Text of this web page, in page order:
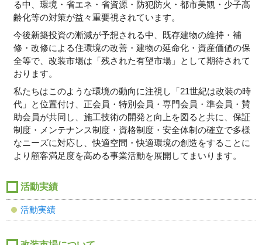
る中、環境・省エネ・省資源・防犯防火・都市美観・少子高
齢化等の対策が益々重要視されています。
今後新築投資の漸減が予想される中、既存建物の維持・補
修・改修による住環境の改善・建物の延命化・資産価値の保
全等で、改装市場は「残された有望市場」として期待されて
おります。
私たちはこのような環境の動向に注視し「21世紀は改装の時
代」と位置付け、正会員・特別会員・専門会員・準会員・賛
助会員が共同し、施工技術の開発と向上を図ると共に、保証
制度・メンテナンス制度・資格制度・安全体制の確立で多様
なニーズに対応し、快適空間・快適環境の創造をすることに
より顧客満足度を高める事業活動を展開してまいります。
活動実績
活動実績